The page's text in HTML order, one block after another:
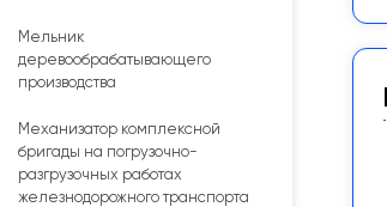
Мельник
деревообрабатывающего
производства
Механизатор комплексной
бригады на погрузочно-
разгрузочных работах
железнодорожного транспорта